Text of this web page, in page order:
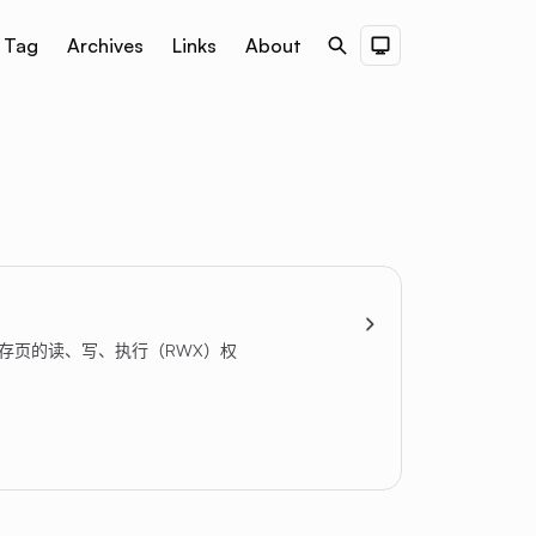
Tag Archives Links About SearchDark Theme
页的读、写、执行（RWX）权